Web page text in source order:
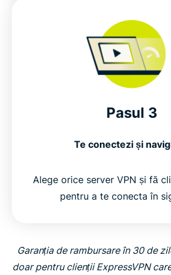
Pasul 3
Te conectezi și
Alege orice server VPN și fă
pentru a te conecta în
Garanția de rambursare în 30 de
doar pentru clienții ExpressVPN